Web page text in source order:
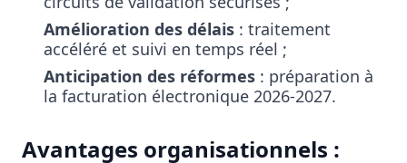
Amélioration des délais : traitement
accéléré et suivi en temps réel ;
Anticipation des réformes : préparation à
la facturation électronique 2026-2027.
Avantages organisationnels :